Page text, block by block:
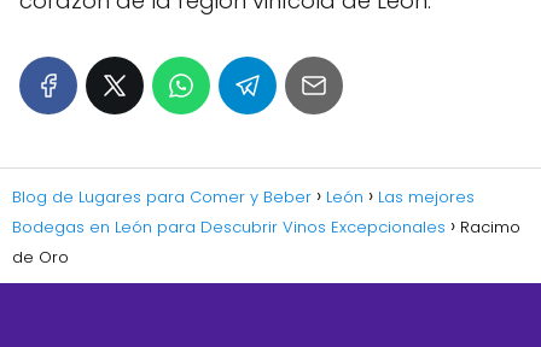
Blog de Lugares para Comer y Beber León
Las mejores
Bodegas en León para Descubrir Vinos Excepcionales
Racimo
de Oro